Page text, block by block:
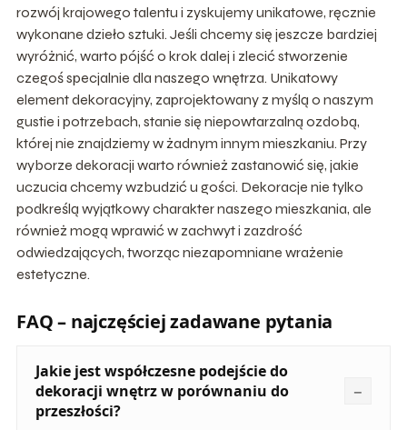
rozwój krajowego talentu i zyskujemy unikatowe, ręcznie
wykonane dzieło sztuki. Jeśli chcemy się jeszcze bardziej
wyróżnić, warto pójść o krok dalej i zlecić stworzenie
czegoś specjalnie dla naszego wnętrza. Unikatowy
element dekoracyjny, zaprojektowany z myślą o naszym
gustie i potrzebach, stanie się niepowtarzalną ozdobą,
której nie znajdziemy w żadnym innym mieszkaniu. Przy
wyborze dekoracji warto również zastanowić się, jakie
uczucia chcemy wzbudzić u gości. Dekoracje nie tylko
podkreślą wyjątkowy charakter naszego mieszkania, ale
również mogą wprawić w zachwyt i zazdrość
odwiedzających, tworząc niezapomniane wrażenie
estetyczne.
FAQ – najczęściej zadawane pytania
Jakie jest współczesne podejście do
dekoracji wnętrz w porównaniu do
przeszłości?